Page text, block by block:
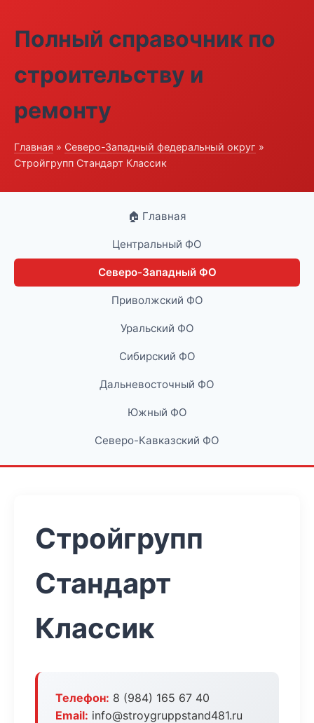
Полный справочник по
строительству и
ремонту
Главная » Северо-Западный федеральный округ »
Стройгрупп Стандарт Классик
🏠 Главная
Центральный ФО
Северо-Западный ФО
Приволжский ФО
Уральский ФО
Сибирский ФО
Дальневосточный ФО
Южный ФО
Северо-Кавказский ФО
Стройгрупп
Стандарт
Классик
Телефон: 8 (984) 165 67 40
Email: info@stroygruppstand481.ru